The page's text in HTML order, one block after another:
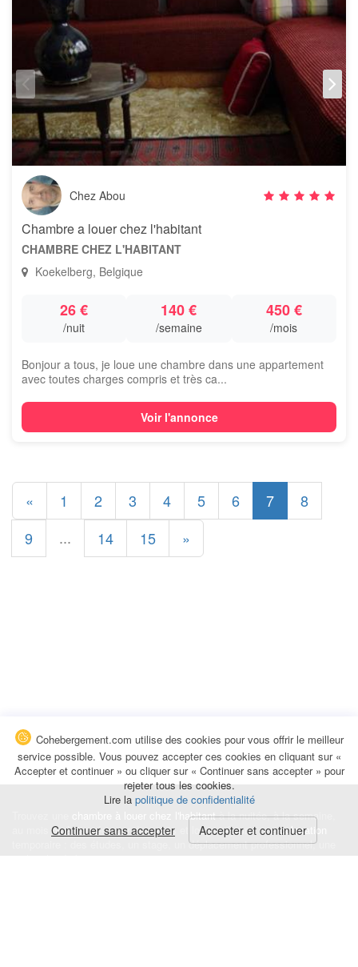
Chez Abou
Chambre a louer chez l'habitant
CHAMBRE CHEZ L'HABITANT
Koekelberg, Belgique
26 €
/nuit
140 €
/semaine
450 €
/mois
Bonjour a tous, je loue une chambre dans une appartement
avec toutes charges compris et très ca...
Voir l'annonce
« 1 2 3 4 5 6 7
8
9
... 14 15 »
chambre à louer chez l'habitantà la nuitée, à la semaine,
au mois ou à l'année pour de courts et longs séjours, unecolocation
temporaire : des études, un stage, un déplacement professionnel, une
Cohebergement.com utilise des cookies pour vous offrir le meilleur
service possible. Vous pouvez accepter ces cookies en cliquant sur «
Accepter et continuer » ou cliquer sur « Continuer sans accepter » pour
rejeter tous les cookies.
Lire la politique de confidentialité
Continuer sans accepter Accepter et continuer